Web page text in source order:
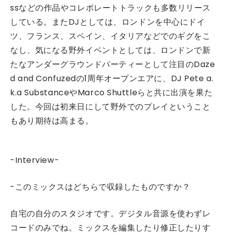
ssなどの作品やコレボレートトラックも多数リリース
している。またDJとしては、ロンドンを中心にドイ
ツ、フランス、スペイン、イタリアなどでのギグをこ
なし、気になる野外イベントとしては、ロンドンで新
たなアンダーグラウンドパーティーとして注目のDaze
d and Confuzedの1周年オープンエアに、DJ Pete a.
k.a SubstanceやMarco Shuttleらと共に出演を果た
した。今回は初来日にして野外でのプレイということ
もあり期待は高まる。
-Interview-
-このミックスはどちらで収録したものですか？
自宅の自分のスタジオです。デジタル音源を使わずレ
コードのみでね。ミックスを編集したり修正したりす